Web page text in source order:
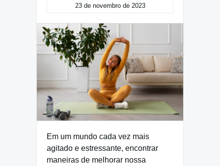
23 de novembro de 2023
Em um mundo cada vez mais
agitado e estressante, encontrar
maneiras de melhorar nossa